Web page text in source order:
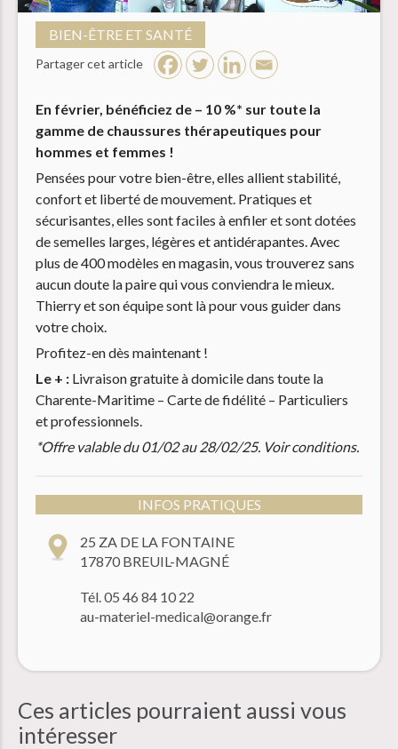
BIEN-ÊTRE ET SANTÉ
Partager cet article
En février, bénéficiez de – 10 %* sur toute la
gamme de chaussures thérapeutiques pour
hommes et femmes !
Pensées pour votre bien-être, elles allient stabilité,
confort et liberté de mouvement. Pratiques et
sécurisantes, elles sont faciles à enfiler et sont dotées
de semelles larges, légères et antidérapantes. Avec
plus de 400 modèles en magasin, vous trouverez sans
aucun doute la paire qui vous conviendra le mieux.
Thierry et son équipe sont là pour vous guider dans
votre choix.
Profitez-en dès maintenant !
Le + : Livraison gratuite à domicile dans toute la
Charente-Maritime – Carte de fidélité – Particuliers
et professionnels.
*Offre valable du 01/02 au 28/02/25. Voir conditions.
INFOS PRATIQUES
25 ZA DE LA FONTAINE
17870 BREUIL-MAGNÉ
Tél. 05 46 84 10 22
au-materiel-medical@orange.fr
Ces articles pourraient aussi vous
intéresser